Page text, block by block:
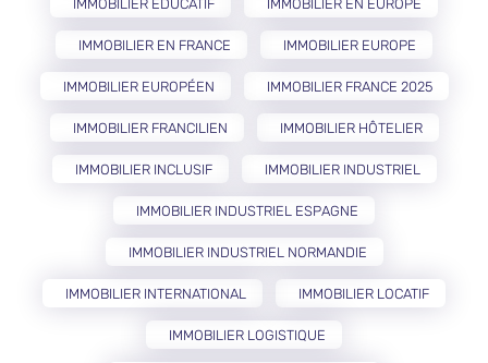
IMMOBILIER ÉDUCATIF IMMOBILIER EN EUROPE
IMMOBILIER EN FRANCE IMMOBILIER EUROPE
IMMOBILIER EUROPÉEN IMMOBILIER FRANCE 2025
IMMOBILIER FRANCILIEN IMMOBILIER HÔTELIER
IMMOBILIER INCLUSIF IMMOBILIER INDUSTRIEL
IMMOBILIER INDUSTRIEL ESPAGNE
IMMOBILIER INDUSTRIEL NORMANDIE
IMMOBILIER INTERNATIONAL IMMOBILIER LOCATIF
IMMOBILIER LOGISTIQUE